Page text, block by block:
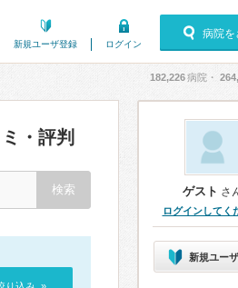
新規ユーザ登録 ログイン
病院を
182,226病院・
・評判
り込み »
ゲスト さ
ログインしてく
新規ユー